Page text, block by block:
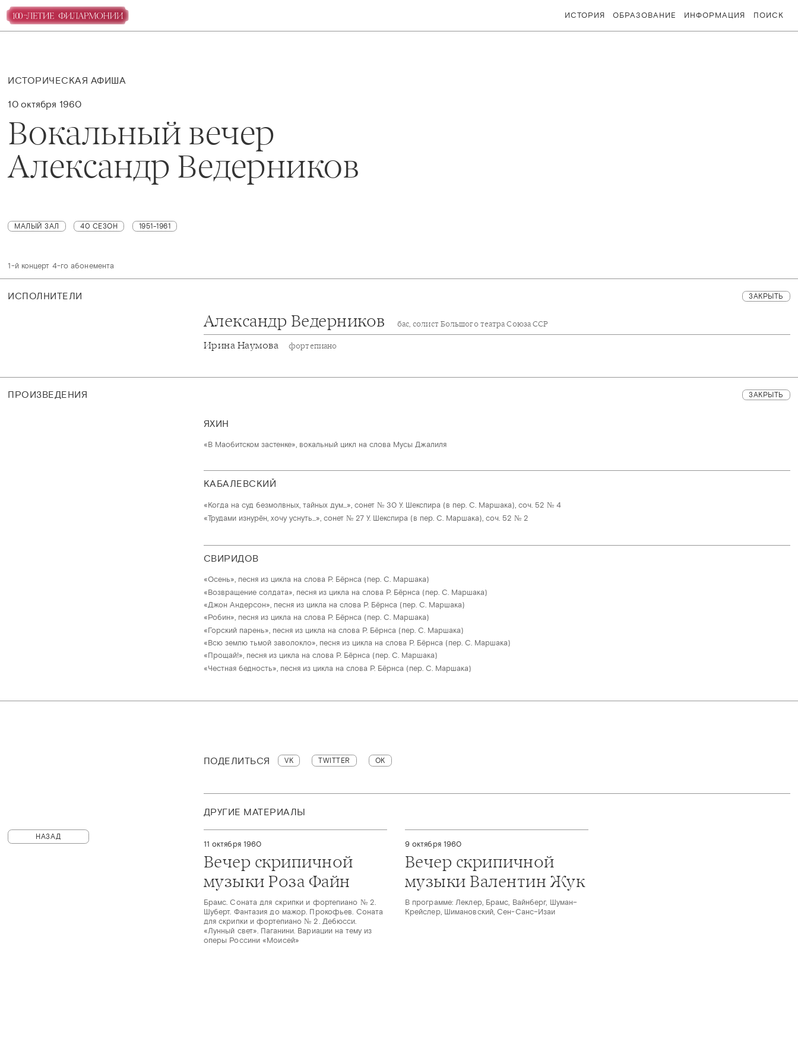
ИСТОРИЯ ОБРАЗОВАНИЕ ИНФОРМАЦИЯ ПОИСК
ИСТОРИЧЕСКАЯ АФИША
10 октября 1960
Вокальный вечер
Александр Ведерников
МАЛЫЙ ЗАЛ 40 СЕЗОН 1951-1961
1-й концерт 4-го абонемента
ИСПОЛНИТЕЛИ ЗАКРЫТЬ
Александр Ведерников бас, солист Большого театра Союза ССР
Ирина Наумова фортепиано
ПРОИЗВЕДЕНИЯ ЗАКРЫТЬ
ЯХИН
«В Маобитском застенке», вокальный цикл на слова Мусы Джалиля
КАБАЛЕВСКИЙ
«Когда на суд безмолвных, тайных дум...», сонет № 30 У. Шекспира (в пер. С. Маршака), соч. 52 № 4
«Трудами изнурён, хочу уснуть...», сонет № 27 У. Шекспира (в пер. С. Маршака), соч. 52 № 2
СВИРИДОВ
«Осень», песня из цикла на слова Р. Бёрнса (пер. С. Маршака)
«Возвращение солдата», песня из цикла на слова Р. Бёрнса (пер. С. Маршака)
«Джон Андерсон», песня из цикла на слова Р. Бёрнса (пер. С. Маршака)
«Робин», песня из цикла на слова Р. Бёрнса (пер. С. Маршака)
«Горский парень», песня из цикла на слова Р. Бёрнса (пер. С. Маршака)
«Всю землю тьмой заволокло», песня из цикла на слова Р. Бёрнса (пер. С. Маршака)
«Прощай!», песня из цикла на слова Р. Бёрнса (пер. С. Маршака)
«Честная бедность», песня из цикла на слова Р. Бёрнса (пер. С. Маршака)
ПОДЕЛИТЬСЯ VK TWITTER OK
ДРУГИЕ МАТЕРИАЛЫ
9 октября 1960
Вечер скрипичной
музыки Валентин Жук
В программе: Леклер, Брамс, Вайнберг, Шуман–
Крейслер, Шимановский, Сен-Санс–Изаи
11 октября 1960
Вечер скрипичной
музыки Роза Файн
Брамс. Соната для скрипки и фортепиано № 2.
Шуберт. Фантазия до мажор. Прокофьев. Соната
для скрипки и фортепиано № 2. Дебюсси.
«Лунный свет». Паганини. Вариации на тему из
оперы Россини «Моисей»
НАЗАД